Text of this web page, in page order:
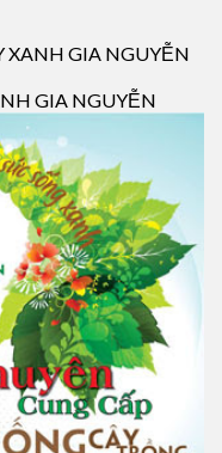
XANH GIA NGUYỄN
GIA NGUYỄN